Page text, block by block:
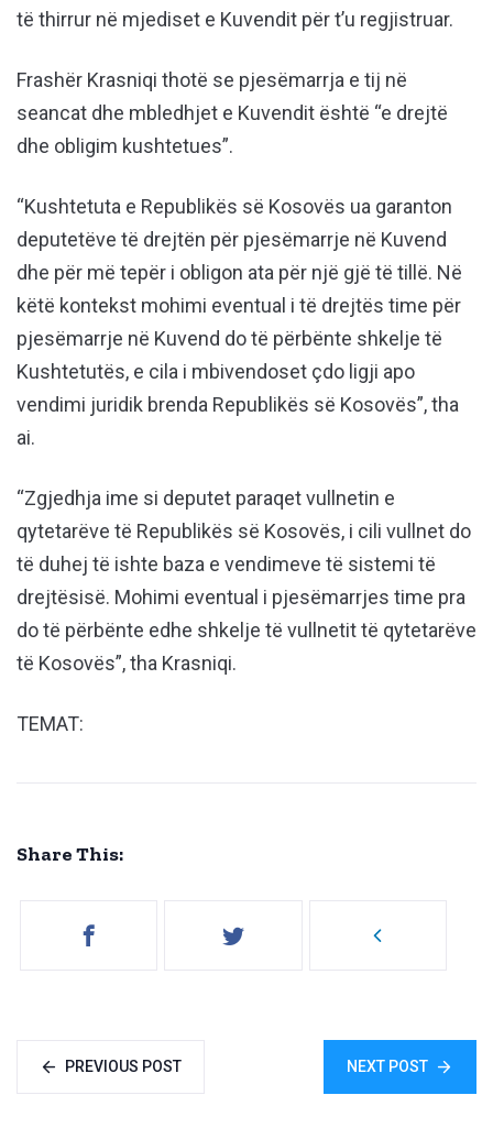
të thirrur në mjediset e Kuvendit për t’u regjistruar.
Frashër Krasniqi thotë se pjesëmarrja e tij në
seancat dhe mbledhjet e Kuvendit është “e drejtë
dhe obligim kushtetues”.
“Kushtetuta e Republikës së Kosovës ua garanton
deputetëve të drejtën për pjesëmarrje në Kuvend
dhe për më tepër i obligon ata për një gjë të tillë. Në
këtë kontekst mohimi eventual i të drejtës time për
pjesëmarrje në Kuvend do të përbënte shkelje të
Kushtetutës, e cila i mbivendoset çdo ligji apo
vendimi juridik brenda Republikës së Kosovës”, tha
ai.
“Zgjedhja ime si deputet paraqet vullnetin e
qytetarëve të Republikës së Kosovës, i cili vullnet do
të duhej të ishte baza e vendimeve të sistemi të
drejtësisë. Mohimi eventual i pjesëmarrjes time pra
do të përbënte edhe shkelje të vullnetit të qytetarëve
të Kosovës”, tha Krasniqi.
TEMAT:
Share This:
PREVIOUS POST NEXT POST